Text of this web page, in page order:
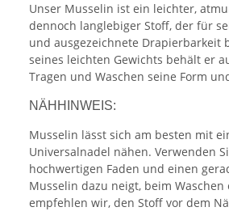
Unser Musselin ist ein leichter,
dennoch langlebiger Stoff, der für
und ausgezeichnete Drapierbarkeit
seines leichten Gewichts behält er
Tragen und Waschen seine Form
NÄHHINWEIS:
Musselin lässt sich am besten mit
Universalnadel nähen. Verwenden
hochwertigen Faden und einen
Musselin dazu neigt, beim
empfehlen wir, den Stoff vor dem